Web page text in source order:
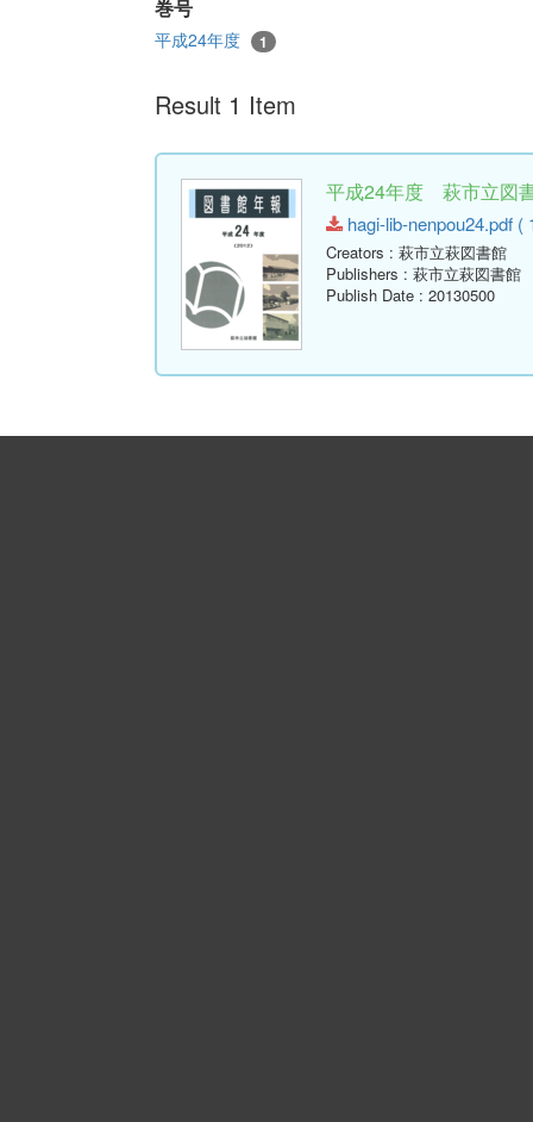
巻号
平成24年度 1
Result 1 Item
平成24年度 萩市立図
hagi-lib-nenpou24.pdf (
Creators : 萩市立萩図書館
Publishers : 萩市立萩図書館
Publish Date : 20130500